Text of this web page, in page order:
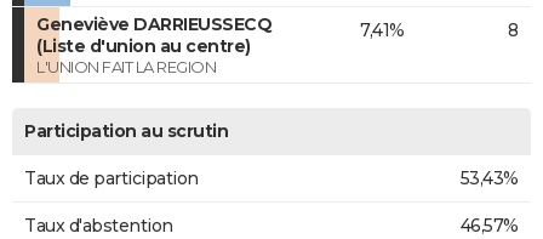
Geneviève DARRIEUSSECQ
(Liste d'union au centre)
L'UNION FAIT LA REGION
7,41% 8
Participation au scrutin
Taux de participation 53,43%
Taux d'abstention 46,57%